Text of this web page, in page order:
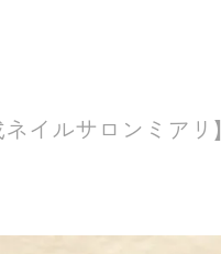
イルサロンミアリ】